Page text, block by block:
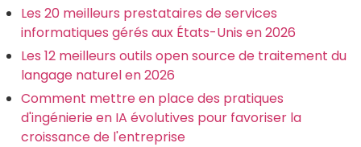
Les 20 meilleurs prestataires de services
informatiques gérés aux États-Unis en 2026
Les 12 meilleurs outils open source de traitement du
langage naturel en 2026
Comment mettre en place des pratiques
d'ingénierie en IA évolutives pour favoriser la
croissance de l'entreprise